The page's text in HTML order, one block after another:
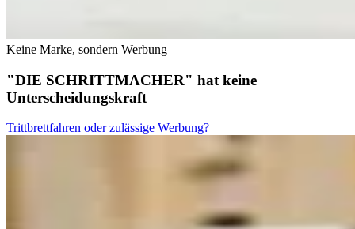
Keine Marke, sondern Werbung
"DIE SCHRITTMΛCHER" hat keine
Unterscheidungskraft
Trittbrettfahren oder zulässige Werbung?